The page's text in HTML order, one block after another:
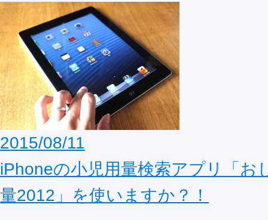
2015/08/11
iPhoneの小児用量検索アプリ「お
量2012」を使いますか？！